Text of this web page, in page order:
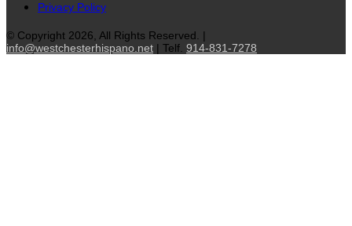
Privacy Policy
© Copyright 2026, All Rights Reserved. |
info@westchesterhispano.net | Telf. 914-831-7278